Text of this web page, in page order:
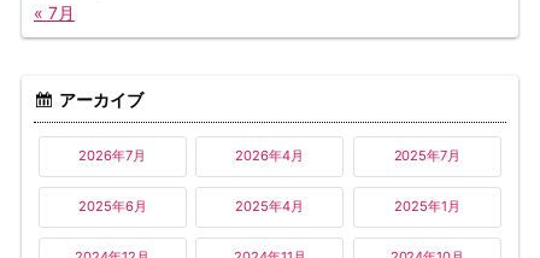
« 7月
アーカイブ
2026年7月 2026年4月 2025年7月
2025年6月 2025年4月 2025年1月